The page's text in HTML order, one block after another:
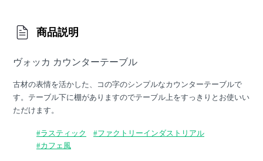
商品説明
ヴォッカ カウンターテーブル
古材の表情を活かした、コの字のシンプルなカウンターテーブルで
す。テーブル下に棚がありますのでテーブル上をすっきりとお使いい
ただけます。
#ラスティック
#ファクトリーインダストリアル
#カフェ風